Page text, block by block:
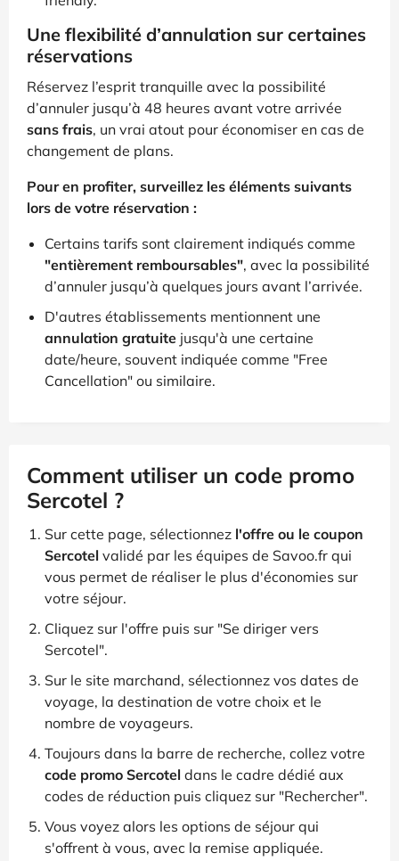
Une flexibilité d’annulation sur certaines
réservations
Réservez l’esprit tranquille avec la possibilité
d’annuler jusqu’à 48 heures avant votre arrivée
sans frais, un vrai atout pour économiser en cas de
changement de plans.
Pour en profiter, surveillez les éléments suivants
lors de votre réservation :
Certains tarifs sont clairement indiqués comme
"entièrement remboursables", avec la possibilité
d’annuler jusqu’à quelques jours avant l’arrivée.
D'autres établissements mentionnent une
annulation gratuite jusqu'à une certaine
date/heure, souvent indiquée comme "Free
Cancellation" ou similaire.
Comment utiliser un code promo
Sercotel ?
Sur cette page, sélectionnez l'offre ou le coupon
Sercotel validé par les équipes de Savoo.fr qui
vous permet de réaliser le plus d'économies sur
votre séjour.
Cliquez sur l'offre puis sur "Se diriger vers
Sercotel".
Sur le site marchand, sélectionnez vos dates de
voyage, la destination de votre choix et le
nombre de voyageurs.
Toujours dans la barre de recherche, collez votre
code promo Sercotel dans le cadre dédié aux
codes de réduction puis cliquez sur "Rechercher".
Vous voyez alors les options de séjour qui
s'offrent à vous, avec la remise appliquée.